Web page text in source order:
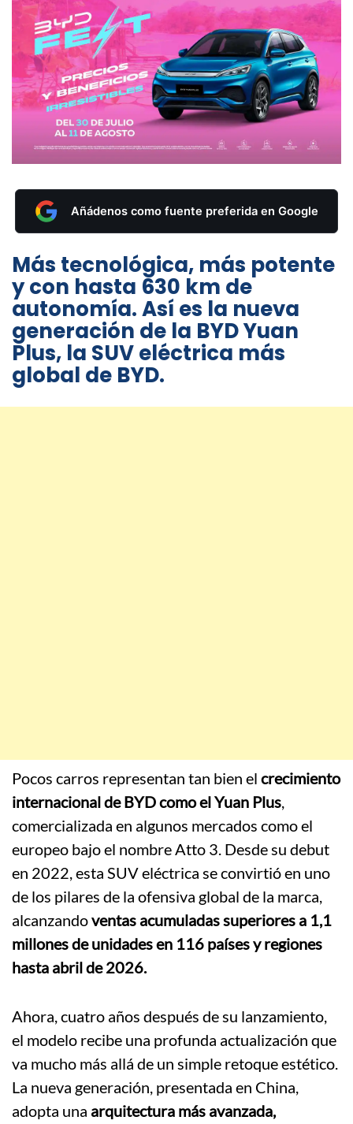
Añádenos como fuente preferida en Google
Más tecnológica, más potente
y con hasta 630 km de
autonomía. Así es la nueva
generación de la BYD Yuan
Plus, la SUV eléctrica más
global de BYD.
Pocos carros representan tan bien el crecimiento
internacional de BYD como el Yuan Plus,
comercializada en algunos mercados como el
europeo bajo el nombre Atto 3. Desde su debut
en 2022, esta SUV eléctrica se convirtió en uno
de los pilares de la ofensiva global de la marca,
alcanzandoventas acumuladas superiores a 1,1
millones de unidades en 116 países y regiones
hasta abril de 2026.
Ahora, cuatro años después de su lanzamiento,
el modelo recibe una profunda actualización que
va mucho más allá de un simple retoque estético.
La nueva generación, presentada en China,
adopta una arquitectura más avanzada,